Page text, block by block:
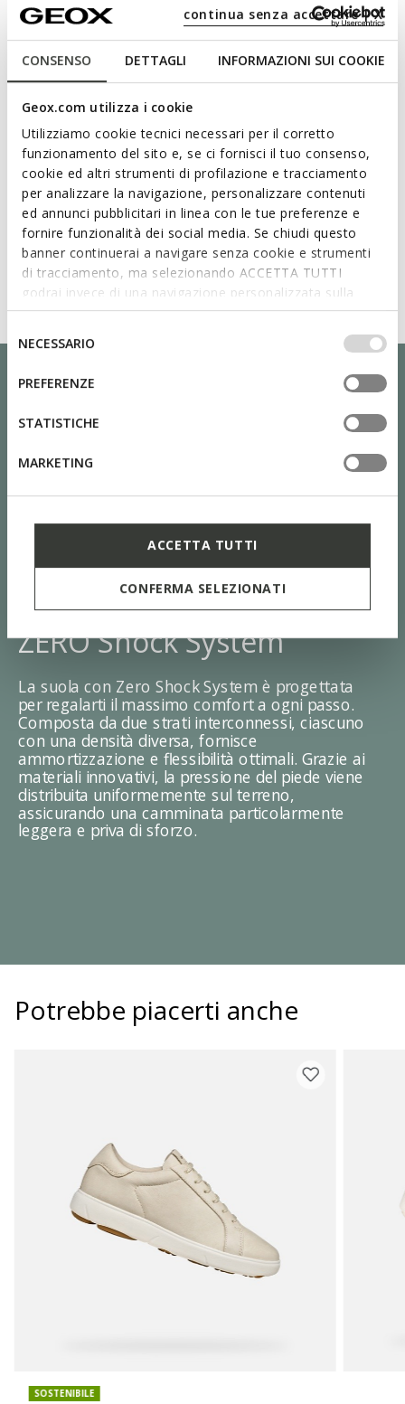
CONSENSO DETTAGLI INFORMAZIONI SUI COOKIE
Geox.com utilizza i cookie
Utilizziamo cookie tecnici necessari per il corretto
funzionamento del sito e, se ci fornisci il tuo consenso,
cookie ed altri strumenti di profilazione e tracciamento
per analizzare la navigazione, personalizzare contenuti
ed annunci pubblicitari in linea con le tue preferenze e
fornire funzionalità dei social media. Se chiudi questo
banner continuerai a navigare senza cookie e strumenti
di tracciamento, ma selezionando ACCETTA TUTTI
godrai invece di una navigazione personalizzata sulla
base dei tuoi gusti ed interessi. Selezionando
IMPOSTAZIONI potrai anche scegliere quali cookies ed
altri strumenti di tracciamento autorizzare. Per maggiori
informazioni o per modificare in qualsiasi momento le
tue impostazioni, visita la nostra
del
consenso
NECESSARIO
PREFERENZE
STATISTICHE
MARKETING
ACCETTA TUTTI
CONFERMA SELEZIONATI
continua senza accettare | X
ZERO Shock System
La suola con Zero Shock System è progettata
per regalarti il massimo comfort a ogni passo.
Composta da due strati interconnessi, ciascuno
con una densità diversa, fornisce
ammortizzazione e flessibilità ottimali. Grazie ai
materiali innovativi, la pressione del piede viene
distribuita uniformemente sul terreno,
assicurando una camminata particolarmente
leggera e priva di sforzo.
Potrebbe piacerti anche
SOSTENIBILE